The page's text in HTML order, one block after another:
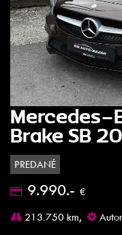
Mercedes-
Brake SB
PREDANÉ
9.990.- €
213.750 km,